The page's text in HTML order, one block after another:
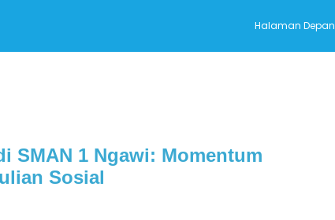
Halaman Depan
SMAN 1 Ngawi: Momentum
Sosial